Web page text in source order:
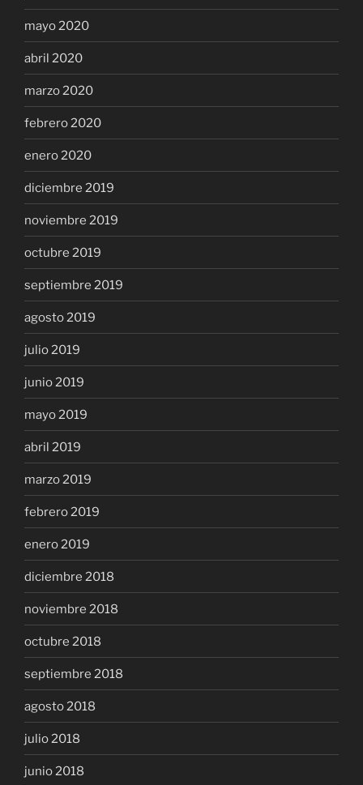
mayo 2020
abril 2020
marzo 2020
febrero 2020
enero 2020
diciembre 2019
noviembre 2019
octubre 2019
septiembre 2019
agosto 2019
julio 2019
junio 2019
mayo 2019
abril 2019
marzo 2019
febrero 2019
enero 2019
diciembre 2018
noviembre 2018
octubre 2018
septiembre 2018
agosto 2018
julio 2018
junio 2018